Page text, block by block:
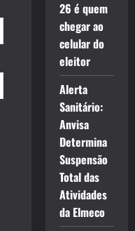
26 é quem
chegar ao
celular do
eleitor
Alerta
Sanitário:
Anvisa
Determina
Suspensão
Total das
Atividades
da Elmeco